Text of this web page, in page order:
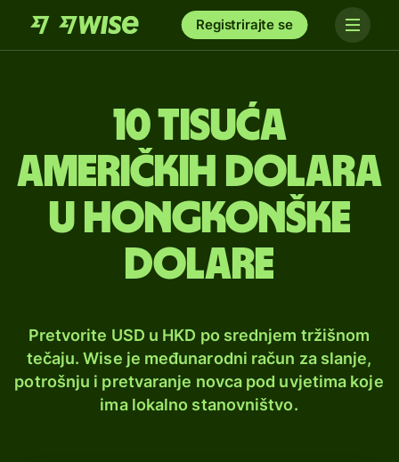
Registrirajte se
10 tisuća
američkih dolara
u hongkonške
dolare
Pretvorite USD u HKD po srednjem tržišnom
tečaju. Wise je međunarodni račun za slanje,
potrošnju i pretvaranje novca pod uvjetima koje
ima lokalno stanovništvo.